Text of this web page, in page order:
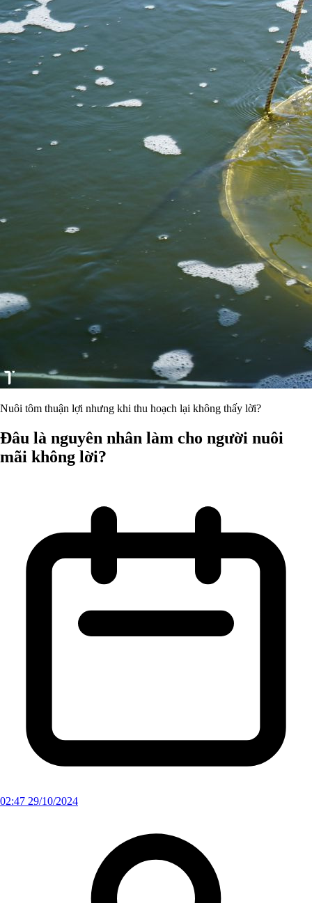
Nuôi tôm thuận lợi nhưng khi thu hoạch lại không thấy lời?
Đâu là nguyên nhân làm cho người nuôi
mãi không lời?
02:47 29/10/2024